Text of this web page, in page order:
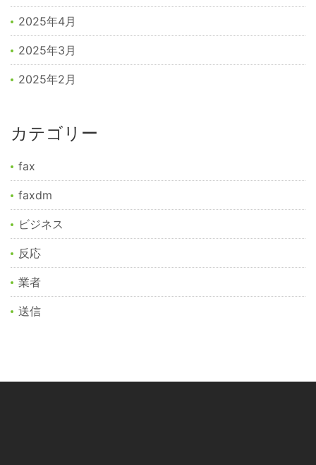
2025年4月
2025年3月
2025年2月
カテゴリー
fax
faxdm
ビジネス
反応
業者
送信